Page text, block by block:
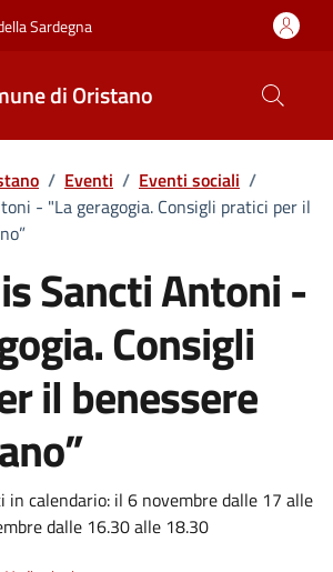
Sardegna
di Oristano
/ Eventi / Eventi sociali /
- "La geragogia. Consigli pratici per il
Sancti Antoni -
Consigli
il benessere
in calendario: il 6 novembre dalle 17 alle
dalle 16.30 alle 18.30